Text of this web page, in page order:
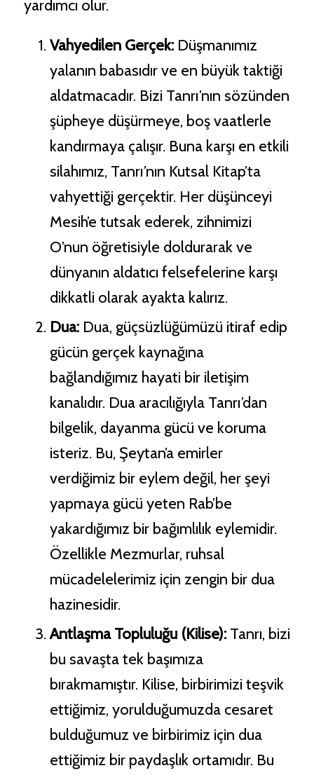
yardımcı olur.
Vahyedilen Gerçek:Düşmanımız
yalanın babasıdır ve en büyük taktiği
aldatmacadır. Bizi Tanrı’nın sözünden
şüpheye düşürmeye, boş vaatlerle
kandırmaya çalışır. Buna karşı en etkili
silahımız, Tanrı’nın Kutsal Kitap’ta
vahyettiği gerçektir. Her düşünceyi
Mesih’e tutsak ederek, zihnimizi
O’nun öğretisiyle doldurarak ve
dünyanın aldatıcı felsefelerine karşı
dikkatli olarak ayakta kalırız.
Dua:Dua, güçsüzlüğümüzü itiraf edip
gücün gerçek kaynağına
bağlandığımız hayati bir iletişim
kanalıdır. Dua aracılığıyla Tanrı’dan
bilgelik, dayanma gücü ve koruma
isteriz. Bu, Şeytan’a emirler
verdiğimiz bir eylem değil, her şeyi
yapmaya gücü yeten Rab’be
yakardığımız bir bağımlılık eylemidir.
Özellikle Mezmurlar, ruhsal
mücadelelerimiz için zengin bir dua
hazinesidir.
Antlaşma Topluluğu (Kilise):Tanrı, bizi
bu savaşta tek başımıza
bırakmamıştır. Kilise, birbirimizi teşvik
ettiğimiz, yorulduğumuzda cesaret
bulduğumuz ve birbirimiz için dua
ettiğimiz bir paydaşlık ortamıdır. Bu